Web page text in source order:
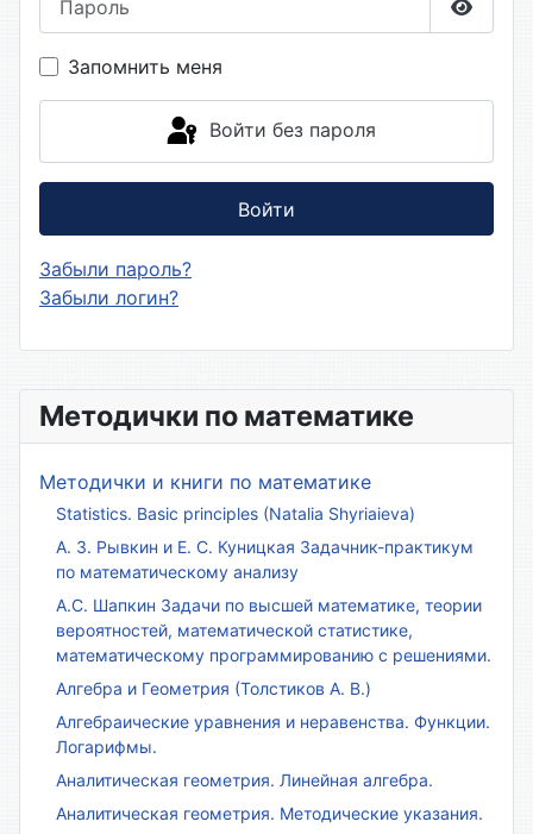
Методички по математике
Методички и книги по математике
Statistics. Basic principles (Natalia Shyriaieva)
А. З. Рывкин и Е. С. Куницкая Задачник-практикум
по математическому анализу
А.С. Шапкин Задачи по высшей математике, теории
вероятностей, математической статистике,
математическому программированию с решениями.
Алгебра и Геометрия (Толстиков А. В.)
Алгебраические уравнения и неравенства. Функции.
Логарифмы.
Аналитическая геометрия. Линейная алгебра.
Аналитическая геометрия. Методические указания.
Запомнить меня
Войти без пароля
Войти
Забыли пароль?
Забыли логин?